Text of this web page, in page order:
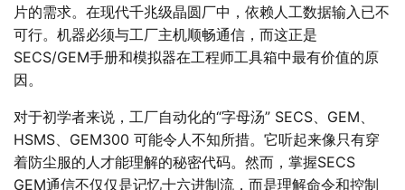
片的需求。在现代千兆级晶圆厂中，依赖人工数据输入已不
可行。机器必须与工厂主机顺畅通信，而这正是
SECS/GEM手册和模拟器在工程师工具箱中最有价值的原
因。
对于初学者来说，工厂自动化的“字母汤” SECS、GEM、
HSMS、GEM300 可能令人不知所措。它听起来像只有穿
着防尘服的人才能理解的秘密代码。然而，掌握SECS
GEM通信不仅仅是记忆十六进制流，而是理解命令和控制